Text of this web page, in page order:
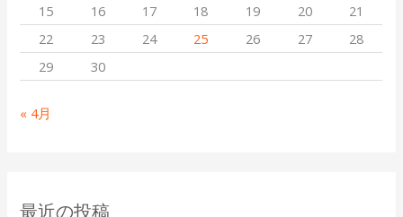
15
16 17 18 19 20
21
22
23 24 25 26 27
28
29
30
« 4月
最近の投稿